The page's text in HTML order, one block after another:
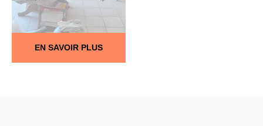
EN SAVOIR PLUS